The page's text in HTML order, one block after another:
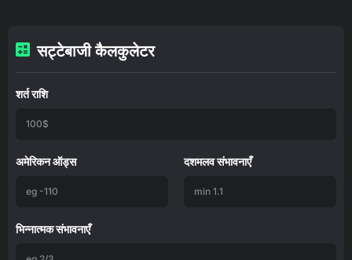
सट्टेबाजी कैलकुलेटर
शर्त राशि
अमेरिकन ऑड्स दशमलव संभावनाएँ
भिन्नात्मक संभावनाएँ